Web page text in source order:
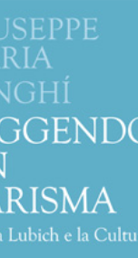
AL CARRELLO